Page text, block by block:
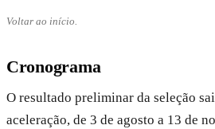
Voltar ao início.
Cronograma
O resultado preliminar da seleção
aceleração, de 3 de agosto a 13 de